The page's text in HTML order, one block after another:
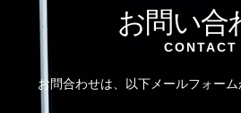
お問い合
CONTACT
お問合わせは、以下メールフォー